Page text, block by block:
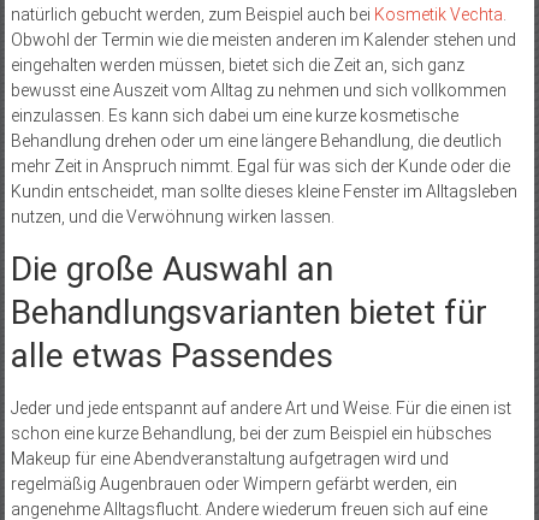
natürlich gebucht werden, zum Beispiel auch bei Kosmetik Vechta
Obwohl der Termin wie die meisten anderen im Kalender stehen und
eingehalten werden müssen, bietet sich die Zeit an, sich ganz
bewusst eine Auszeit vom Alltag zu nehmen und sich vollkommen
einzulassen. Es kann sich dabei um eine kurze kosmetische
Behandlung drehen oder um eine längere Behandlung, die deutlich
mehr Zeit in Anspruch nimmt. Egal für was sich der Kunde oder die
Kundin entscheidet, man sollte dieses kleine Fenster im Alltagsleben
nutzen, und die Verwöhnung wirken lassen.
Die große Auswahl an
Behandlungsvarianten bietet für
alle etwas Passendes
Jeder und jede entspannt auf andere Art und Weise. Für die einen ist
schon eine kurze Behandlung, bei der zum Beispiel ein hübsches
Makeup für eine Abendveranstaltung aufgetragen wird und
regelmäßig Augenbrauen oder Wimpern gefärbt werden, ein
angenehme Alltagsflucht. Andere wiederum freuen sich auf eine